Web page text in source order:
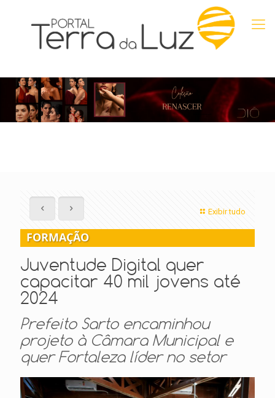
Exibir tudo
FORMAÇÃO
Juventude Digital quer
capacitar 40 mil jovens até
2024
Prefeito Sarto encaminhou
projeto à Câmara Municipal e
quer Fortaleza líder no setor